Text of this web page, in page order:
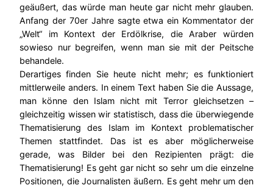
geäußert, das würde man heute gar nicht mehr glauben.
Anfang der 70er Jahre sagte etwa ein Kommentator der
„Welt“ im Kontext der Erdölkrise, die Araber würden
sowieso nur begreifen, wenn man sie mit der Peitsche
behandele.
Derartiges finden Sie heute nicht mehr; es funktioniert
mittlerweile anders. In einem Text haben Sie die Aussage,
man könne den Islam nicht mit Terror gleichsetzen –
gleichzeitig wissen wir statistisch, dass die überwiegende
Thematisierung des Islam im Kontext problematischer
Themen stattfindet. Das ist es aber möglicherweise
gerade, was Bilder bei den Rezipienten prägt: die
Thematisierung! Es geht gar nicht so sehr um die einzelne
Positionen, die Journalisten äußern. Es geht mehr um den